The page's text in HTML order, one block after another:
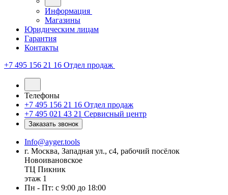
Информация
Магазины
Юридическим лицам
Гарантия
Контакты
+7 495 156 21 16 Отдел продаж
Телефоны
+7 495 156 21 16 Отдел продаж
+7 495 021 43 21 Cервисный центр
Заказать звонок
Info@ayger.tools
г. Москва, Западная ул., с4, рабочий посёлок
Новоивановское
ТЦ Пикник
этаж 1
Пн - Пт: с 9:00 до 18:00